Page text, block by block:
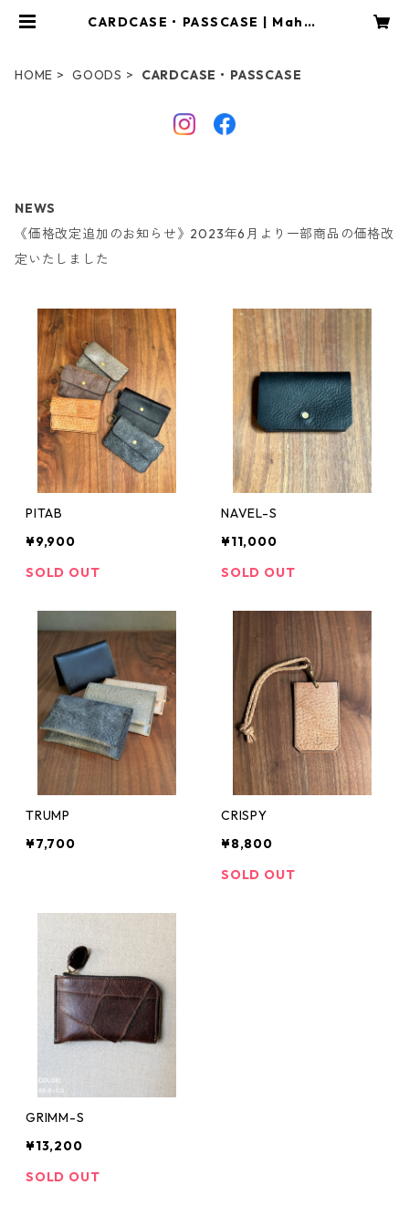
CARDCASE・PASSCASE | Mahar
HOME GOODS CARDCASE・PASSCASE
NEWS
《価格改定追加のお知らせ》2023年6月より一部商品の価格改
定いたしました
PITAB
¥9,900
SOLD OUT
NAVEL-S
¥11,000
SOLD OUT
TRUMP
¥7,700
CRISPY
¥8,800
SOLD OUT
GRIMM-S
¥13,200
SOLD OUT